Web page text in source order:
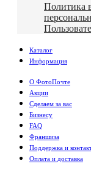
Политика
Каталог
Информация
О ФотоПочте
Акции
Сделаем за вас
Бизнесу
FAQ
Франшиза
Поддержка и
Оплата и доставка